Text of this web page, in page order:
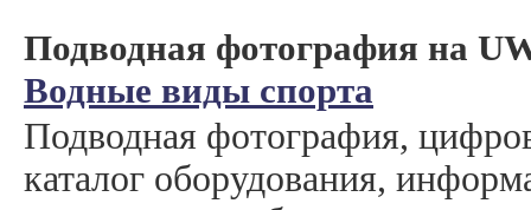
Подводная фотография на
Водные виды спорта
Подводная фотография,
каталог оборудования,